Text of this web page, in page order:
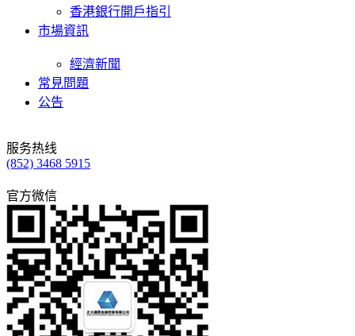
香港銀行開戶指引
市場資訊
經濟新聞
常見問題
公告
服务热线
(852) 3468 5915
官方微信